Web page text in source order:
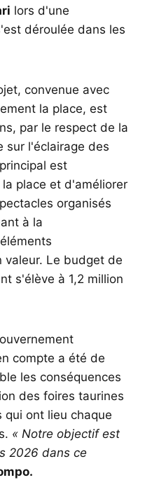
lors d'une
déroulée dans les
convenue avec
la place, est
par le respect de la
sur l'éclairage des
est
place et d'améliorer
organisés
à la
valeur. Le budget de
s'élève à 1,2 million
compte a été de
les conséquences
des foires taurines
ont lieu chaque
« Notre objectif est
2026 dans ce